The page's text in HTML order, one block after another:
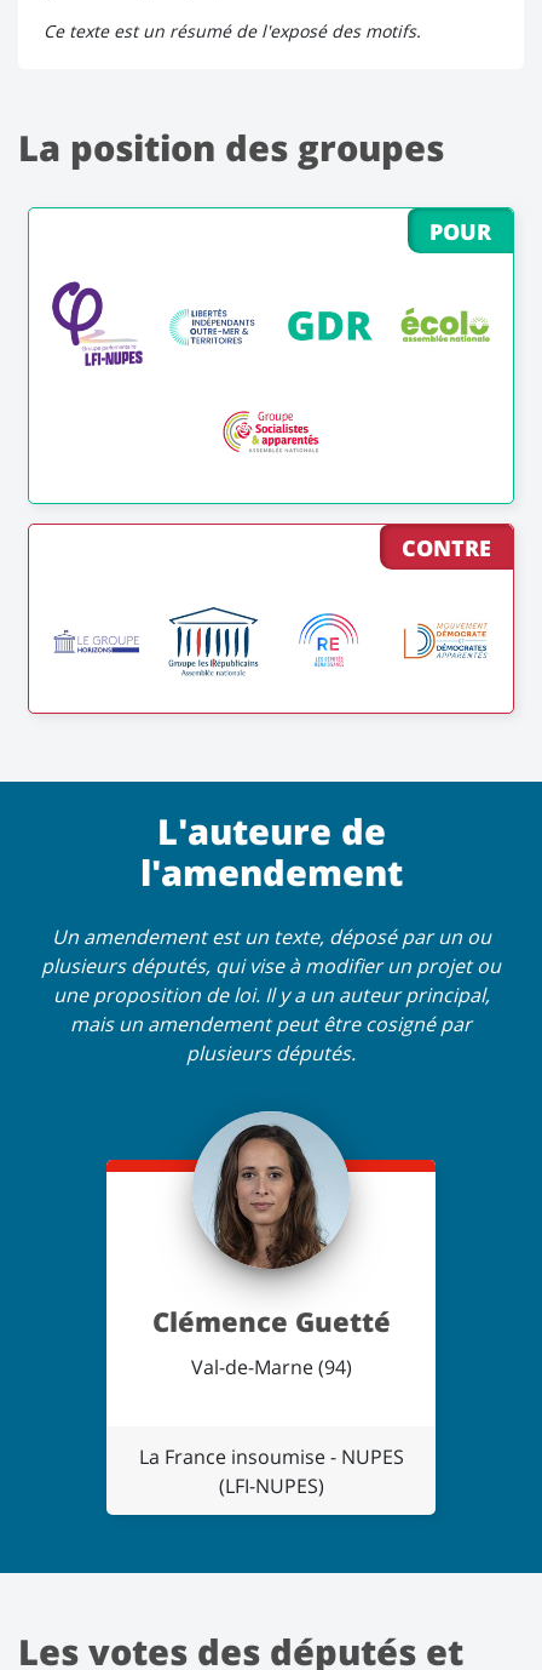
Ce texte est un résumé de l'exposé des motifs.
La position des groupes
POUR
CONTRE
L'auteure de
l'amendement
Un amendement est un texte, déposé par un ou
plusieurs députés, qui vise à modifier un projet ou
une proposition de loi. Il y a un auteur principal,
mais un amendement peut être cosigné par
plusieurs députés.
Clémence Guetté
Val-de-Marne (94)
La France insoumise - NUPES
(LFI-NUPES)
Les votes des députés et